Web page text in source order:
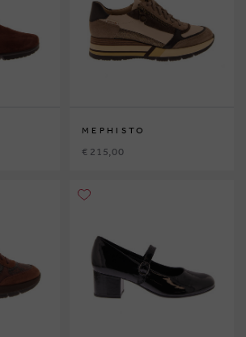
MEPHISTO
€ 215,00